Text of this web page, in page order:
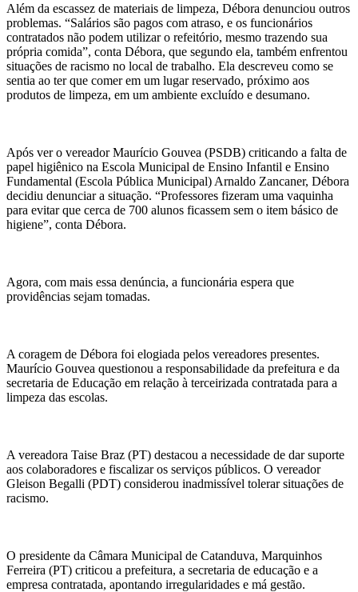
Além da escassez de materiais de limpeza, Débora denunciou outros
problemas. “Salários são pagos com atraso, e os funcionários
contratados não podem utilizar o refeitório, mesmo trazendo sua
própria comida”, conta Débora, que segundo ela, também enfrentou
situações de racismo no local de trabalho. Ela descreveu como se
sentia ao ter que comer em um lugar reservado, próximo aos
produtos de limpeza, em um ambiente excluído e desumano.
Após ver o vereador Maurício Gouvea (PSDB) criticando a falta de
papel higiênico na Escola Municipal de Ensino Infantil e Ensino
Fundamental (Escola Pública Municipal) Arnaldo Zancaner, Débora
decidiu denunciar a situação. “Professores fizeram uma vaquinha
para evitar que cerca de 700 alunos ficassem sem o item básico de
higiene”, conta Débora.
Agora, com mais essa denúncia, a funcionária espera que
providências sejam tomadas.
A coragem de Débora foi elogiada pelos vereadores presentes.
Maurício Gouvea questionou a responsabilidade da prefeitura e da
secretaria de Educação em relação à terceirizada contratada para a
limpeza das escolas.
A vereadora Taise Braz (PT) destacou a necessidade de dar suporte
aos colaboradores e fiscalizar os serviços públicos. O vereador
Gleison Begalli (PDT) considerou inadmissível tolerar situações de
racismo.
O presidente da Câmara Municipal de Catanduva, Marquinhos
Ferreira (PT) criticou a prefeitura, a secretaria de educação e a
empresa contratada, apontando irregularidades e má gestão.